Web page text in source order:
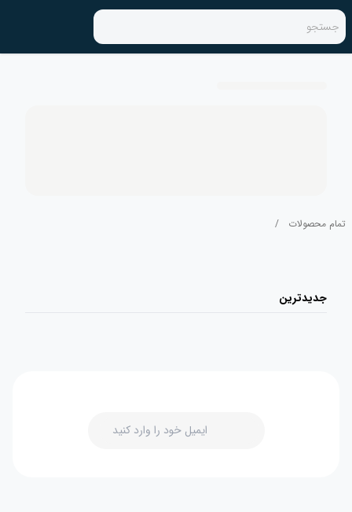
جستجو
تمام محصولات /
جدیدترین